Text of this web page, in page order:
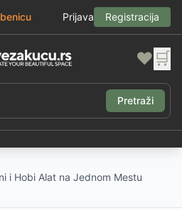
Prijava Registracija
❤️ 🛒
Pretraži
i Hobi Alat na Jednom Mestu